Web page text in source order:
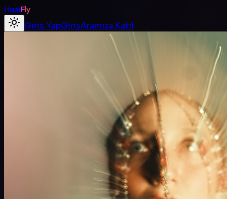
HadiFly
Giriş YapGirişAramıza Katıl